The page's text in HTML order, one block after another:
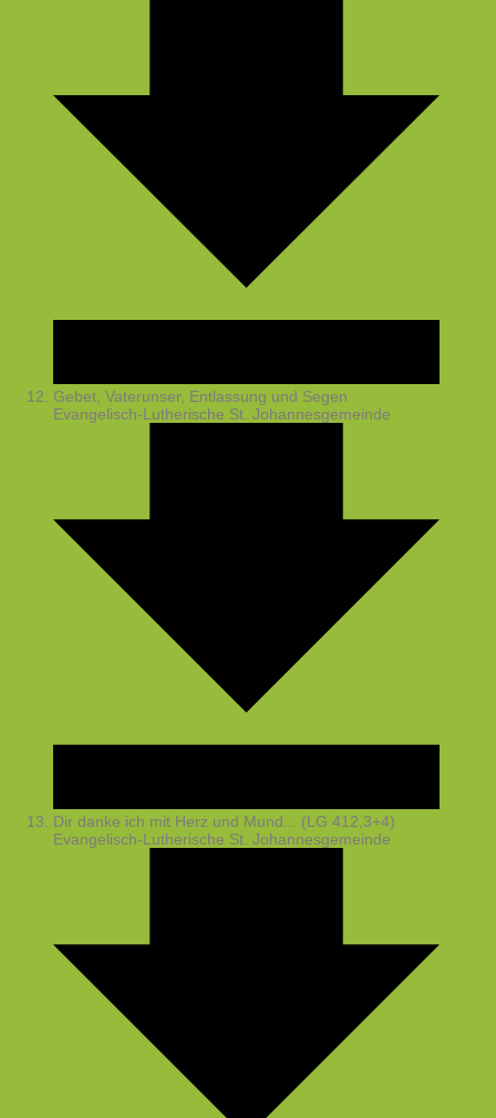
Gebet, Vaterunser, Entlassung und Segen
Evangelisch-Lutherische St. Johannesgemeinde
Dir danke ich mit Herz und Mund... (LG 412,3+4)
Evangelisch-Lutherische St. Johannesgemeinde